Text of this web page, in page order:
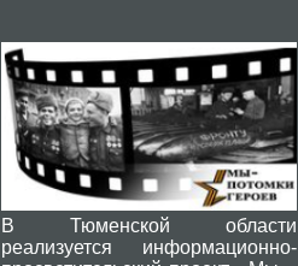
В Тюменской области
реализуется информационно-